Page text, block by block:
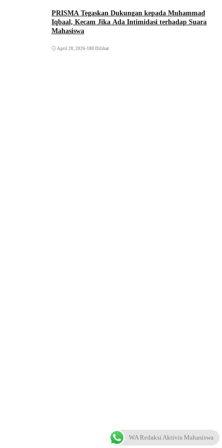
PRISMA Tegaskan Dukungan kepada Muhammad
Iqbaal, Kecam Jika Ada Intimidasi terhadap Suara
Mahasiswa
April 28, 2026•180 Dilihat
WA Redaksi Aktivis Mahasiswa